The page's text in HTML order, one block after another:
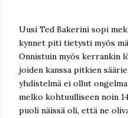
Uusi Ted Bakerini sopi
kynnet piti tietysti myös
Onnistuin myös kerrankin
joiden kanssa pitkien
yhdistelmä ei ollut
melko kohtuulliseen noin
puoli näissä oli, että ne